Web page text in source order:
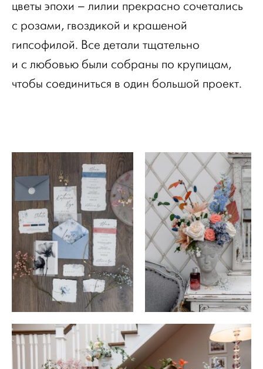
цветы эпохи – лилии прекрасно сочетались
с розами, гвоздикой и крашеной
гипсофилой. Все детали тщательно
и с любовью были собраны по крупицам,
чтобы соединиться в один большой проект.